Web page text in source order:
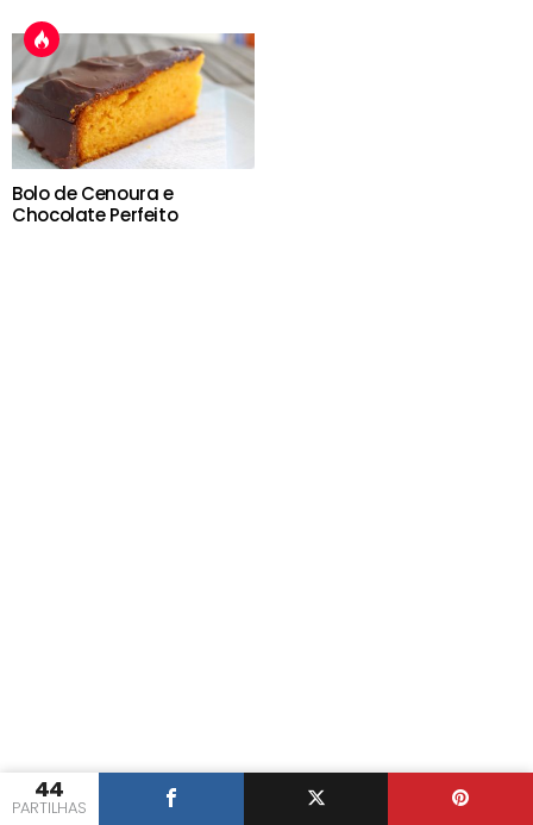
44
PARTILHAS
Bolo de Cenoura e
Chocolate Perfeito